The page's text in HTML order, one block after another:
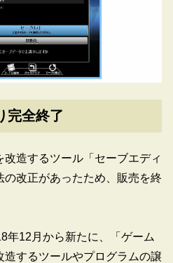
完全終了
造するツール「セーブエディ
の改正があったため、販売を終
12月から新たに、「ゲーム
造するツールやプログラムの譲